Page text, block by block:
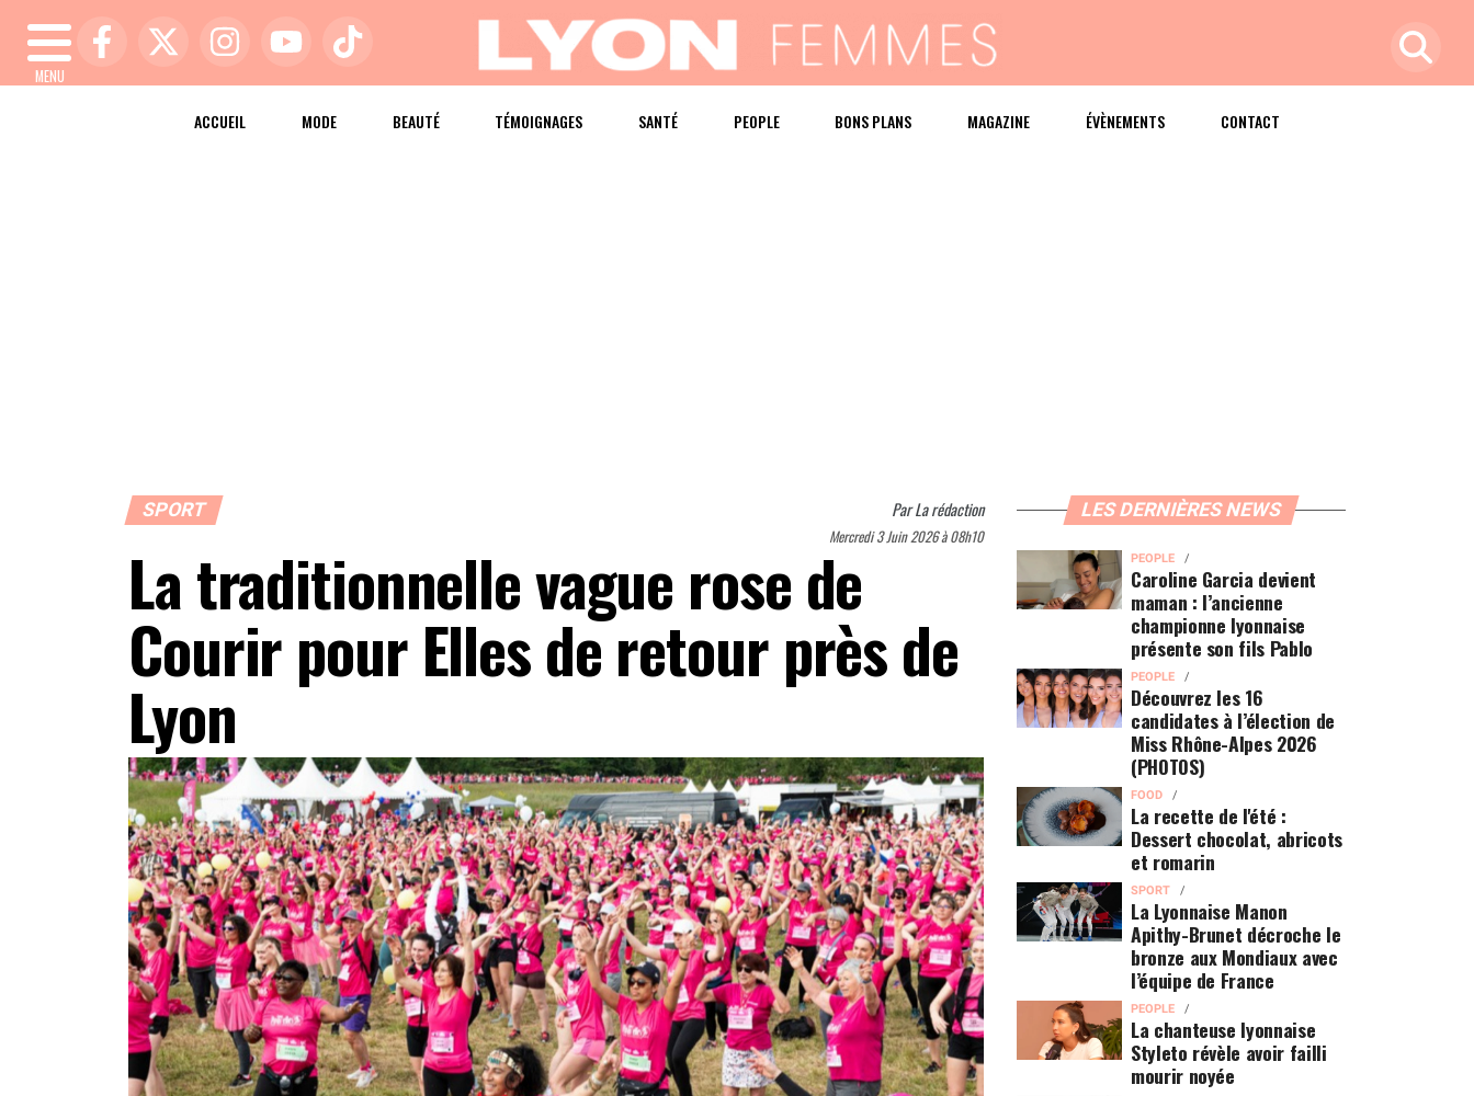
MENU
ACCUEIL MODE BEAUTÉ TÉMOIGNAGES SANTÉ PEOPLE BONS PLANS MAGAZINE ÉVÈNEMENTS CONTACT
SPORT ParLa rédaction
Mercredi 3 Juin 2026 à 08h10
La traditionnelle vague rose de
Courir pour Elles de retour près de
Lyon
LES DERNIÈRES NEWS
PEOPLE
Caroline Garcia devient
maman : l’ancienne
championne lyonnaise
présente son fils Pablo
PEOPLE
Découvrez les 16
candidates à l’élection de
Miss Rhône-Alpes 2026
(PHOTOS)
FOOD
La recette de l'été :
Dessert chocolat, abricots
et romarin
SPORT
La Lyonnaise Manon
Apithy-Brunet décroche le
bronze aux Mondiaux avec
l’équipe de France
PEOPLE
La chanteuse lyonnaise
Styleto révèle avoir failli
mourir noyée